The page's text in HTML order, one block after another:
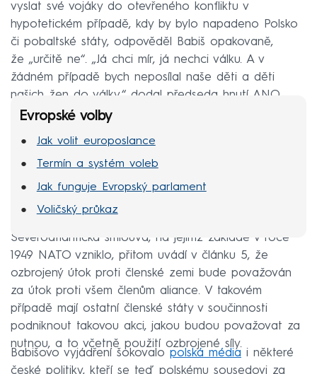
vyslat své vojáky do otevřeného konfliktu v
hypotetickém případě, kdy by bylo napadeno Polsko
či pobaltské státy, odpověděl Babiš opakovaně,
že „určitě ne“. „Já chci mír, já nechci válku. A v
žádném případě bych neposílal naše děti a děti
našich žen do války,“ dodal předseda hnutí ANO.
Evropské volby
Jak volit europoslance
Termín a systém voleb
Jak funguje Evropský parlament
Voličský průkaz
Severoatlantická smlouva, na jejímž základě v roce
1949 NATO vzniklo, přitom uvádí v článku 5, že
ozbrojený útok proti členské zemi bude považován
za útok proti všem členům aliance. V takovém
případě mají ostatní členské státy v součinnosti
podniknout takovou akci, jakou budou považovat za
nutnou, a to včetně použití ozbrojené síly.
Babišovo vyjádření šokovalo polská média i některé
české politiky, kteří se teď polskému sousedovi za